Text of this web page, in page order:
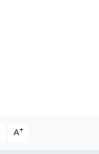
A+